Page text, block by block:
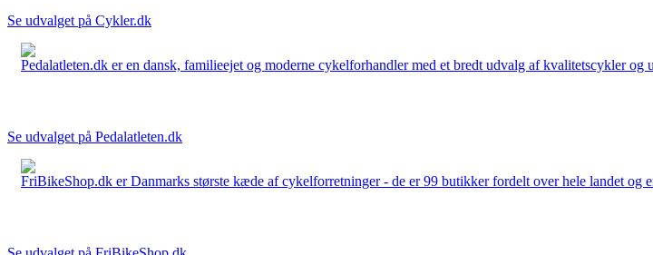
Se udvalget på Cykler.dk
Pedalatleten.dk er en dansk, familieejet og moderne cykelforhandler med et bredt udvalg af kvalitetscykler
Se udvalget på Pedalatleten.dk
FriBikeShop.dk er Danmarks største kæde af cykelforretninger - de er 99 butikker fordelt over hele landet og